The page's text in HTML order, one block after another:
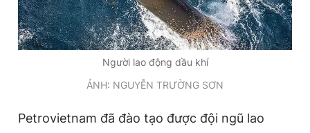
Người lao động dầu khí
ẢNH: NGUYỄN TRƯỜNG SƠN
Petrovietnam đã đào tạo được đội ngũ lao